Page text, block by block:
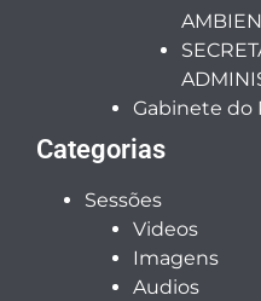
Gabinete do
Categorias
Sessões
Videos
Imagens
Audios